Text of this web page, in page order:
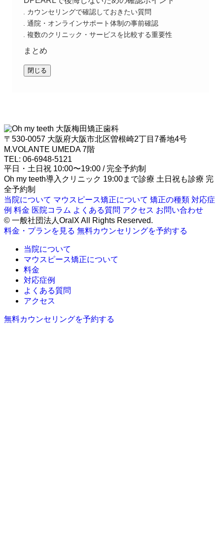
カウンセリングで確認しておきたい質問
通院・オンラインサポート体制の事前確認
複数のクリニック・サービスを比較する重要性
まとめ
閉じる
大阪梅田矯正歯科
〒530-0057 大阪府大阪市北区曽根崎2丁目7番地4号
M.VOLANTE UMEDA 7階
TEL: 06-6948-5121
平日・土日祝 10:00〜19:00 / 完全予約制
Oh my teeth導入クリニック 19:00まで診療 土日祝も診療 完
全予約制
当院について マウスピース矯正について 矯正の種類 対応症
例 料金 医院コラム よくある質問 アクセス お問い合わせ
© 一般社団法人OralX All Rights Reserved.
料金・プランを見る 無料カウンセリングを予約する
当院について
マウスピース矯正について
料金
対応症例
よくある質問
アクセス
無料カウンセリングを予約する